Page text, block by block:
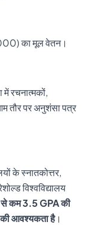
का मूल वेतन।
रचनात्मकों,
तौर पर अनुशंसा पत्र
के स्नातकोत्तर,
विश्वविद्यालय
से कम 3.5 GPA की
आवश्यकता है।